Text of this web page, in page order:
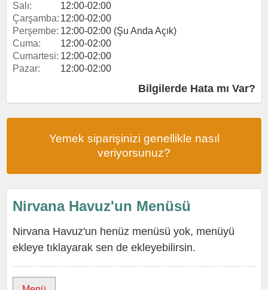
Salı:
12:00-02:00
Çarşamba: 12:00-02:00
Perşembe: 12:00-02:00 (Şu Anda Açık)
Cuma:
12:00-02:00
Cumartesi: 12:00-02:00
Pazar:
12:00-02:00
Bilgilerde Hata mı Var?
Yemek siparişinizi genellikle nasıl
veriyorsunuz?
Nirvana Havuz'un Menüsü
Nirvana Havuz'un henüz menüsü yok, menüyü
ekleye tıklayarak sen de ekleyebilirsin.